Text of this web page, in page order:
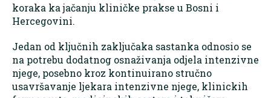
koraka ka jačanju kliničke prakse u Bosni i
Hercegovini.
Jedan od ključnih zaključaka sastanka odnosio se
na potrebu dodatnog osnaživanja odjela intenzivne
njege, posebno kroz kontinuirano stručno
usavršavanje ljekara intenzivne njege, klinickih